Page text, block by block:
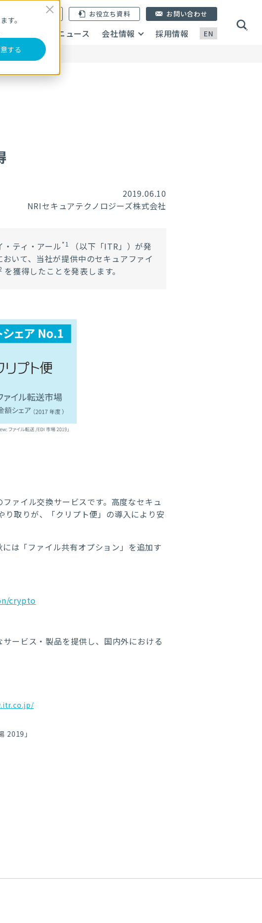
す。
する
EN
ールマガジン登録 お役立ち資料
グ ニュース 会社情報 採用情報
お問い合わせ
2019.06.10
NRIセキュアテクノロジーズ株式会社
ティ・アール*1
（以下「ITR」）が発
いて、当社が提供中のセキュアファイ
を獲得したことを発表します。
ァイル交換サービスです。高度なセキュ
り取りが、「クリプト便」の導入により安
は「ファイル共有オプション」を追加す
crypto
ービス・製品を提供し、国内外における
2019」